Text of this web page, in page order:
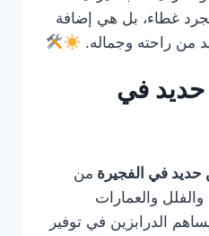
غطاء، بل هي إضافة
من راحته وجماله.
حديد في
حديد في الفجيرة من
والعمارات
الدرابزين في توفير